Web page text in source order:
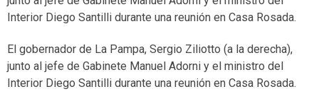
El gobernador de La Pampa, Sergio Ziliotto (a la derecha),
junto al jefe de Gabinete Manuel Adorni y el ministro del
Interior Diego Santilli durante una reunión en Casa Rosada.